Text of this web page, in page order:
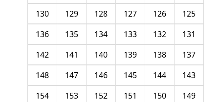
125
126
127
128
129
130
131
132
133
134
135
136
137
138
139
140
141
142
143
144
145
146
147
148
149
150
151
152
153
154